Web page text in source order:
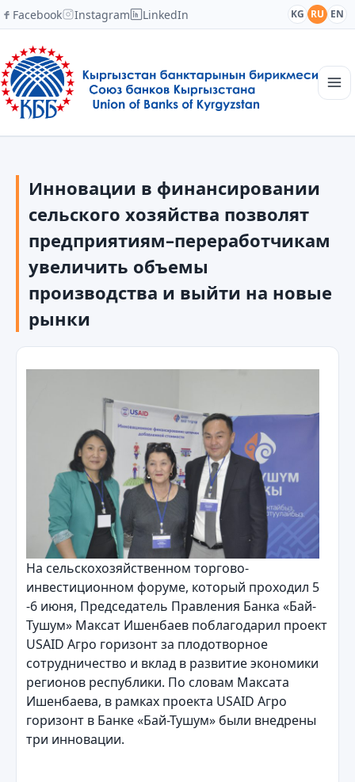
Facebook Instagram LinkedIn KG RU EN
Новости
Академия
Члены и партнеры
Сотрудничество
Контакты
Инновации в финансировании
сельского хозяйства позволят
предприятиям–переработчикам
увеличить объемы
производства и выйти на новые
рынки
На сельскохозяйственном торгово-
инвестиционном форуме, который проходил 5
-6 июня, Председатель Правления Банка «Бай-
Тушум» Максат Ишенбаев поблагодарил проект
USAID Агро горизонт за плодотворное
сотрудничество и вклад в развитие экономики
регионов республики. По словам Максата
Ишенбаева, в рамках проекта USAID Агро
горизонт в Банке «Бай-Тушум» были внедрены
три инновации.